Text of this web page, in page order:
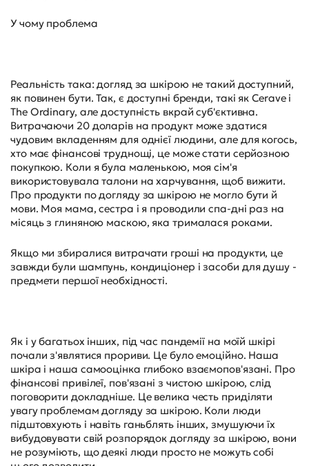
У чому проблема
Реальність така: догляд за шкірою не такий доступний,
як повинен бути. Так, є доступні бренди, такі як Cerave і
The Ordinary, але доступність вкрай суб'єктивна.
Витрачаючи 20 доларів на продукт може здатися
чудовим вкладенням для однієї людини, але для когось,
хто має фінансові труднощі, це може стати серйозною
покупкою. Коли я була маленькою, моя сім'я
використовувала талони на харчування, щоб вижити.
Про продукти по догляду за шкірою не могло бути й
мови. Моя мама, сестра і я проводили спа-дні раз на
місяць з глиняною маскою, яка трималася роками.
Якщо ми збиралися витрачати гроші на продукти, це
завжди були шампунь, кондиціонер і засоби для душу -
предмети першої необхідності.
Як і у багатьох інших, під час пандемії на моїй шкірі
почали з'являтися прориви. Це було емоційно. Наша
шкіра і наша самооцінка глибоко взаємопов'язані. Про
фінансові привілеї, пов'язані з чистою шкірою, слід
поговорити докладніше. Це велика честь приділяти
увагу проблемам догляду за шкірою. Коли люди
підштовхують і навіть ганьблять інших, змушуючи їх
вибудовувати свій розпорядок догляду за шкірою, вони
не розуміють, що деякі люди просто не можуть собі